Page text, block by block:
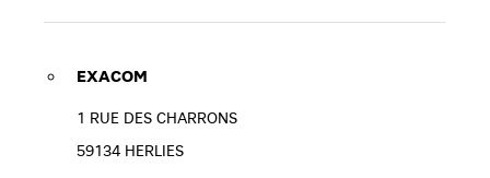
EXACOM
1 RUE DES CHARRONS
59134 HERLIES